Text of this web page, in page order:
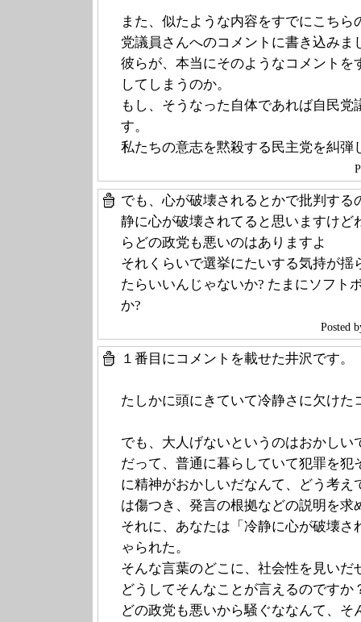
また、似たような内容をすでにこち
党議員さんへのコメントに書き込みま
彼らが、本当にそのようなコメントを
してしまうのか。
もし、そうなった自体であれば自民
す。
私たちの意志を黙殺する民主党を糾弾
でも、心が破壊されるとかで批判する
静に心が破壊されてると思いますけど
らどの政党も悪いのはありますよ
それくらいで選挙にたいする気持が揺
たらいいんじゃないか? たまにソフト
か?
Posted
１番目にコメントを載せた井沢です。
たしかに頭にきていて冷静さに欠けた
でも、大人げないというのはおかしい
だって、普通に暮らしていて犯罪を犯
に精神がおかしいだなんて、どう考え
は傷つき、発言の根拠などの説明を求
それに、あなたは「冷静に心が破壊さ
ゃられた。
そんな言葉のどこに、社会性を見いだ
どうしてそんなことが言えるのですか
どの政党も悪いから騒ぐななんて、